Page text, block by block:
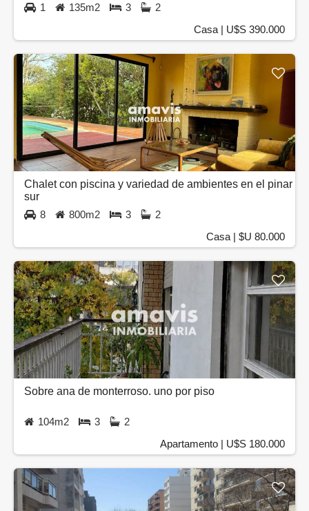
1 135m2 3
2
Casa | U$S 390.000
Chalet con piscina y variedad de ambientes en el pinar
sur
8
800m2 3
2
Casa | $U 80.000
Sobre ana de monterroso. uno por piso
104m2 3
2
Apartamento | U$S 180.000